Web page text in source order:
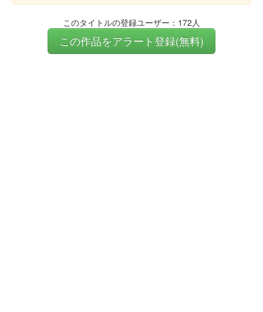
このタイトルの登録ユーザー：172人
この作品をアラート登録(無料)